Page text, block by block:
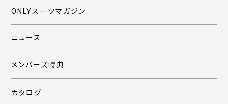
ONLYスーツマガジン
ニュース
メンバーズ特典
カタログ